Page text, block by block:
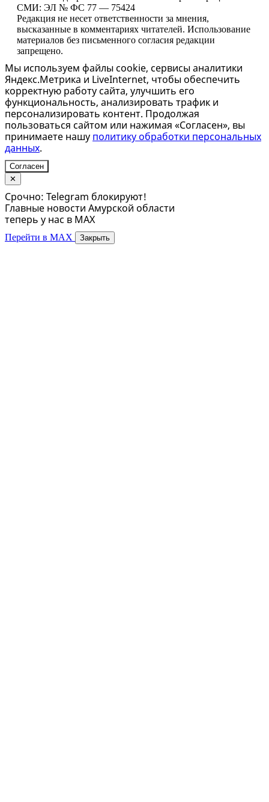
СМИ: ЭЛ № ФС 77 — 75424
Редакция не несет ответственности за мнения,
высказанные в комментариях читателей. Использование
материалов без письменного согласия редакции
запрещено.
Мы используем файлы cookie, сервисы аналитики
Яндекс.Метрика и LiveInternet, чтобы обеспечить
корректную работу сайта, улучшить его
функциональность, анализировать трафик и
персонализировать контент. Продолжая
пользоваться сайтом или нажимая «Согласен», вы
принимаете нашу политику обработки персональных
данных.
Согласен
✕
Срочно: Telegram блокируют!
Главные новости Амурской области
теперь у нас в MAX
Перейти в MAX Закрыть